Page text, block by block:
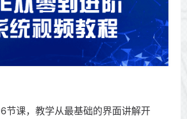
节课，教学从最基础的界面讲解开